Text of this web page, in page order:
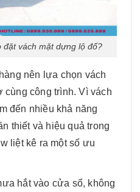
đặt vách mặt dựng lộ đố?
nên lựa chọn vách
cùng công trình. Vì vách
đến nhiều khả năng
thiết và hiệu quả trong
liệt kê ra một số ưu
hắt vào cửa sổ, không